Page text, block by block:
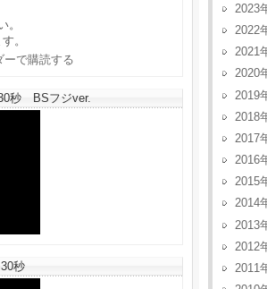
。
。
秒 BSフジver.
秒
2023
2022
2021
2020
2019
2018
2017
2016
2015
2014
2013
2012
2011